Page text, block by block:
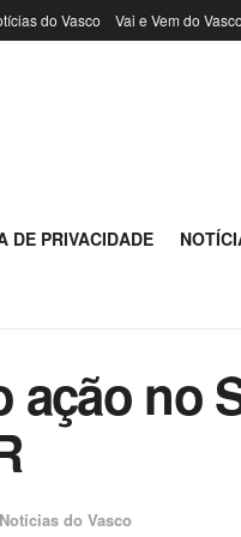
do Vasco Vai e Vem do Vasco
DE PRIVACIDADE
ação no
Notícias do Vasco